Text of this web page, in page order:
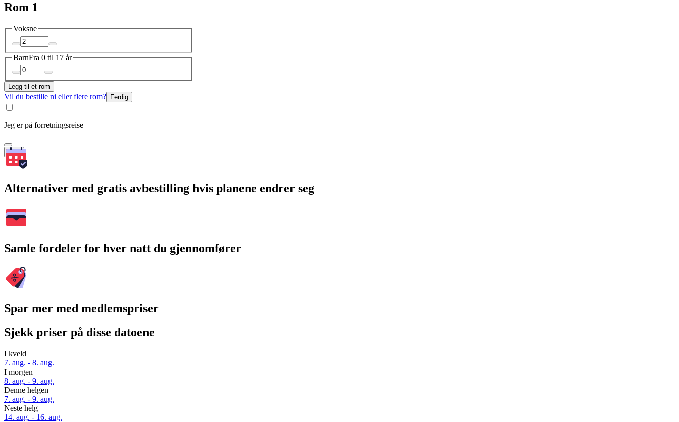
Rom 1
Voksne
BarnFra 0 til 17 år
Legg til et rom
Vil du bestille ni eller flere rom? Ferdig
Jeg er på forretningsreise
Søk
Alternativer med gratis avbestilling hvis planene endrer seg
Samle fordeler for hver natt du gjennomfører
Spar mer med medlemspriser
Sjekk priser på disse datoene
I kveld
7. aug. - 8. aug.
I morgen
8. aug. - 9. aug.
Denne helgen
7. aug. - 9. aug.
Neste helg
14. aug. - 16. aug.